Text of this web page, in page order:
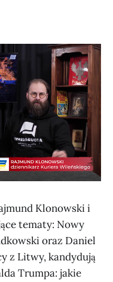
Klonowski i
tematy: Nowy
oraz Daniel
z Litwy, kandydują
Trumpa: jakie